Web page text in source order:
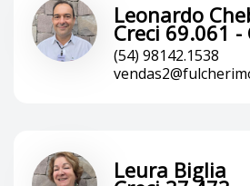
Leonardo
Creci 69.061 -
(54) 98142.1538
Leura Biglia